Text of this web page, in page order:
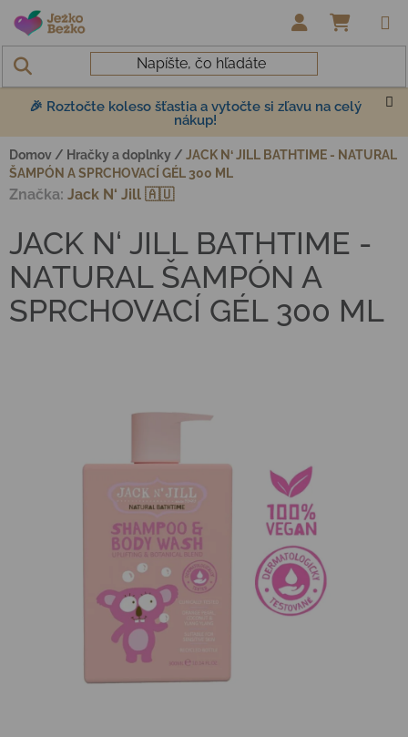
Prejsť na obsah
🎉 Roztočte koleso šťastia a vytočte si zľavu na celý
nákup!
Domov / Hračky a doplnky / JACK N‘ JILL BATHTIME - NATURAL
ŠAMPÓN A SPRCHOVACÍ GÉL 300 ML
JACK N‘ JILL BATHTIME -
NATURAL ŠAMPÓN A
SPRCHOVACÍ GÉL 300 ML
Značka: Jack N‘ Jill 🇦🇺